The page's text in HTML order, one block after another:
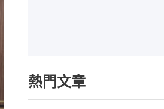
熱門文章